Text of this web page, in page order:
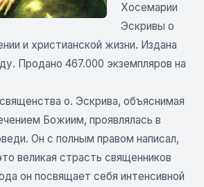
Хосемарии
Эскривы о
и христианской жизни. Издана
Продано 467.000 экземпляров на
о. Эскрива, объяснимая
Божиим, проявлялась в
Он с полным правом написал,
великая страсть священников
он посвящает себя интенсивной